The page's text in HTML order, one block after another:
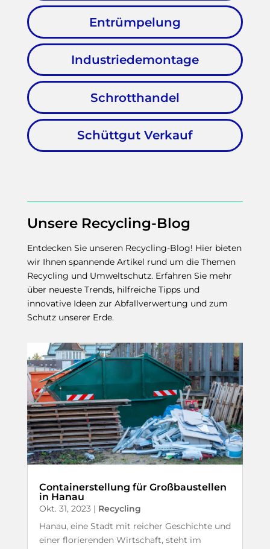
Entrümpelung
Industriedemontage
Schrotthandel
Schüttgut Verkauf
Unsere Recycling-Blog
Entdecken Sie unseren Recycling-Blog! Hier bieten
wir Ihnen spannende Artikel rund um die Themen
Recycling und Umweltschutz. Erfahren Sie mehr
über neueste Trends, hilfreiche Tipps und
innovative Ideen zur Abfallverwertung und zum
Schutz unserer Erde.
Containerstellung für Großbaustellen
in Hanau
Okt. 31, 2023| Recycling
Hanau, eine Stadt mit reicher Geschichte und
einer florierenden Wirtschaft, steht im